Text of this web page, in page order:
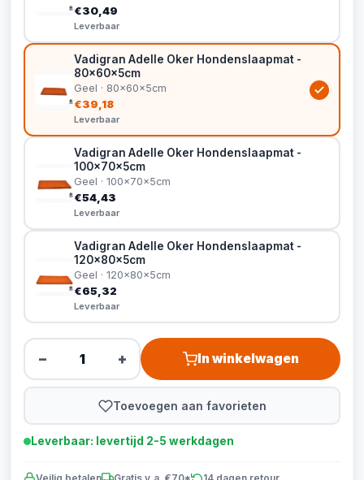
€30,49
Leverbaar
Vadigran Adelle Oker Hondenslaapmat -
80x60x5cm
Geel · 80x60x5cm
€39,18
Leverbaar
Vadigran Adelle Oker Hondenslaapmat -
100x70x5cm
Geel · 100x70x5cm
€54,43
Leverbaar
Vadigran Adelle Oker Hondenslaapmat -
120x80x5cm
Geel · 120x80x5cm
€65,32
Leverbaar
− + In winkelwagen
Toevoegen aan favorieten
Leverbaar: levertijd 2-5 werkdagen